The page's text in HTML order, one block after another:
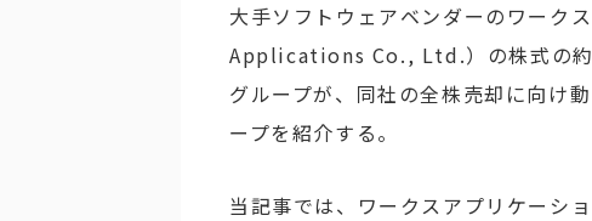
大手ソフトウェアベンダーのワーク
Applications Co., Ltd.）の株式の約
グループが、同社の全株売却に向け
ープを紹介する。
当記事では、ワークスアプリケーシ